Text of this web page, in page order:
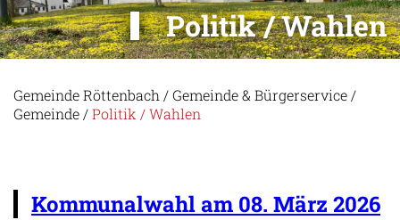
Politik / Wahlen
Gemeinde Röttenbach/Gemeinde & Bürgerservice/
Gemeinde/Politik / Wahlen
Kommunalwahl am 08. März 2026